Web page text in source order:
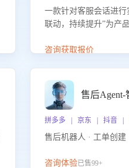
一款针对客服会话进
联动，持续提升”为产
联动，持续提升客服团
咨询获取报价
售后Agent-
拼多多 | 京东 | 抖音 |
售后机器人 · 工单创建
咨询体验已售99+